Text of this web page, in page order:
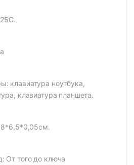
клавиатура ноутбука,
клавиатура планшета.
От того до ключа